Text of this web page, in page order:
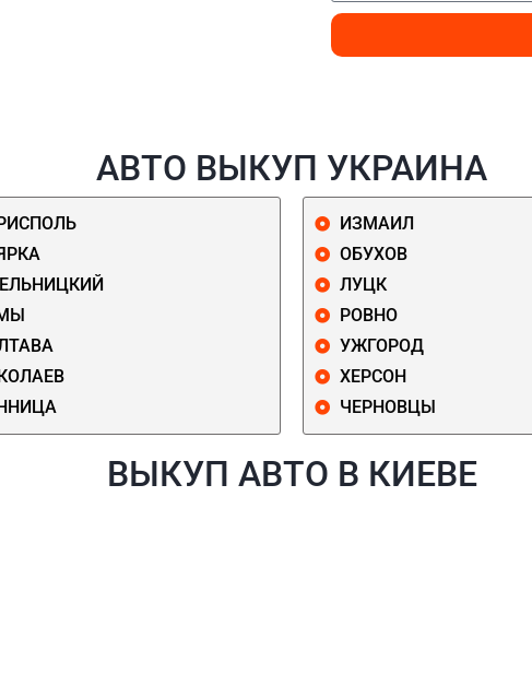
АВТО ВЫКУП УКРАИНА
ИЗМАИЛ
ОБУХОВ
ЛУЦК
РОВНО
УЖГОРОД
ХЕРСОН
ЧЕРНОВЦЫ
ВЫКУП АВТО В КИЕВЕ